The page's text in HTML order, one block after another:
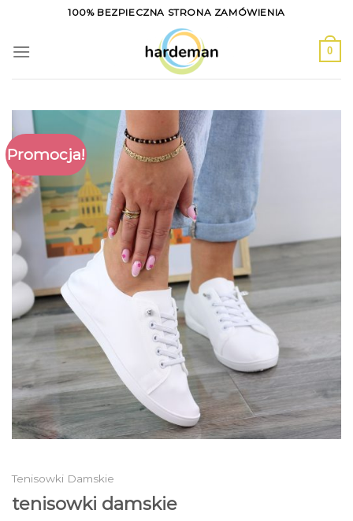
content
100% BEZPIECZNA STRONA ZAMÓWIENIA
0
Promocja!
Tenisowki Damskie
tenisowki damskie